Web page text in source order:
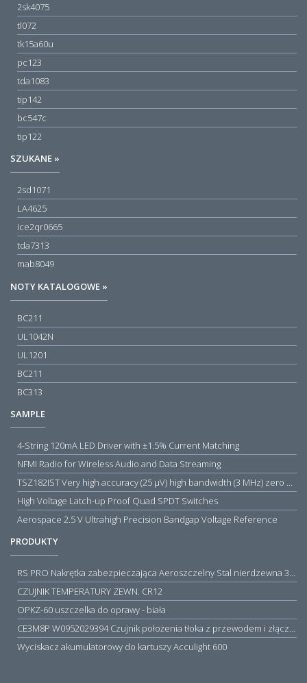
2sk4075
tl072
tk15a60u
pc123
tda1083
tip142
bc547c
tip122
SZUKANE »
2sd1071
LA4625
ice2qr0665
tda7313
mab8049
NOTY KATALOGOWE »
BC211
UL1042N
UL1201
BC211
BC313
SAMPLE
4-String 120mA LED Driver with ±1.5% Current Matching
NFMI Radio for Wireless Audio and Data Streaming
TSZ182IST Very high accuracy (25 µV) high bandwidth (3 MHz) zero drift 5 V operational amplifiers
High Voltage Latch-up Proof Quad SPDT Switches
Aerospace 2.5 V Ultrahigh Precision Bandgap Voltage Reference
PRODUKTY
RS PRO Nakrętka zabezpieczająca Aeroszczelny Stal nierdzewna 316 Zwykłe
CZUJNIK TEMPERATURY ZEWN. CR12
OPKZ-60 uszczelka do oprawy - biała
CE3M8P W0952029394 Czujnik położenia tłoka z przewodem i złączem M8, PNP NO, 10...30VDC, 100mA, METALWORK, METAL WORK jak MZT1-0
Wyciskacz akumulatorowy do kartuszy Acculight 600